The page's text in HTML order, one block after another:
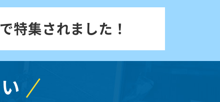
特集されました！